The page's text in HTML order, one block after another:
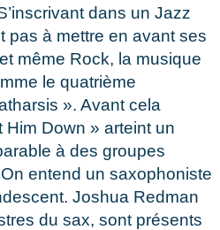
dans un Jazz
pas à mettre en avant ses
même Rock, la musique
le quatrième
». Avant cela
Him Down » arteint un
à des groupes
entend un saxophoniste
Joshua Redman
du sax, sont présents